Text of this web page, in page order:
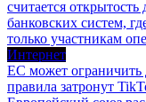
считается
банковских систем,
только участникам
Интернет
ЕС может ограничить
правила затронут